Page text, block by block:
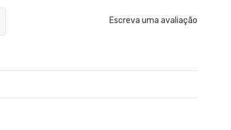
Escreva uma avaliação